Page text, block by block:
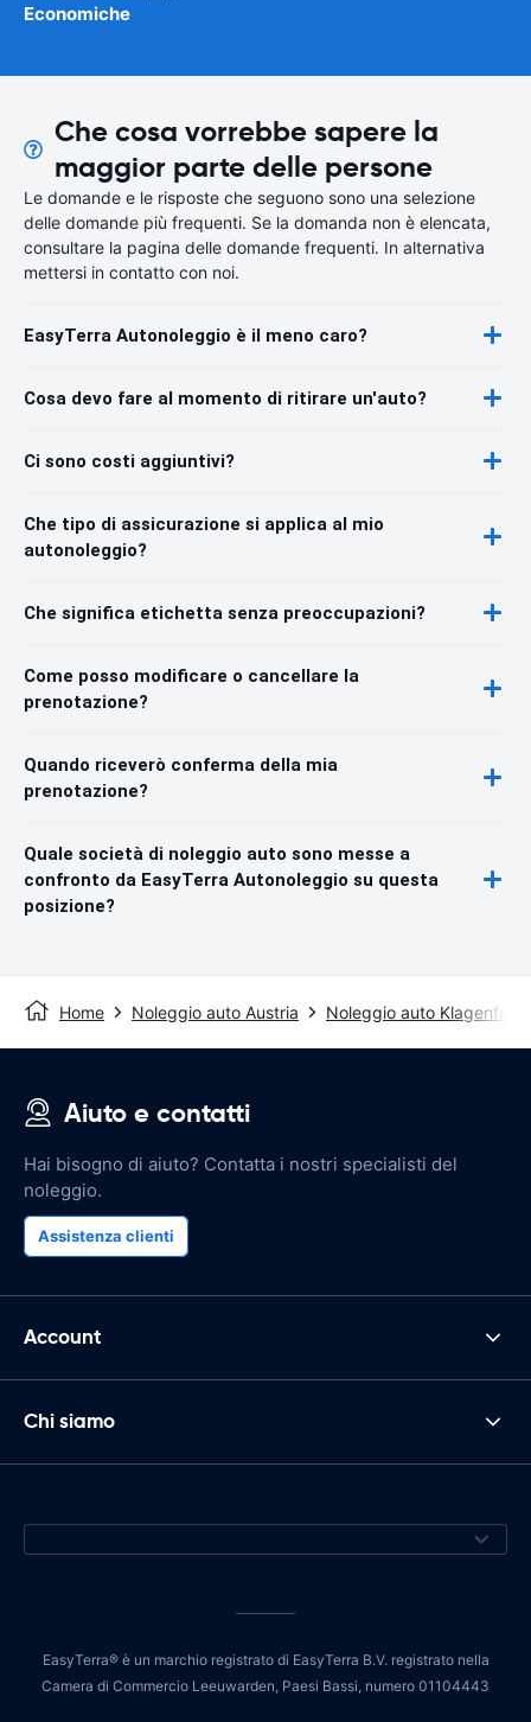
Economiche
Che cosa vorrebbe sapere la
maggior parte delle persone
Le domande e le risposte che seguono sono una selezione
delle domande più frequenti. Se la domanda non è elencata,
consultare la pagina delle domande frequenti. In alternativa
mettersi in contatto con noi.
EasyTerra Autonoleggio è il meno caro?
Cosa devo fare al momento di ritirare un'auto?
Ci sono costi aggiuntivi?
Che tipo di assicurazione si applica al mio
autonoleggio?
Che significa etichetta senza preoccupazioni?
Come posso modificare o cancellare la
prenotazione?
Quando riceverò conferma della mia
prenotazione?
Quale società di noleggio auto sono messe a
confronto da EasyTerra Autonoleggio su questa
posizione?
Home Noleggio auto Austria Noleggio auto Klagenfurt
Aiuto e contatti
Hai bisogno di aiuto? Contatta i nostri specialisti del
noleggio.
Assistenza clienti
Account
Chi siamo
EasyTerra® è un marchio registrato di EasyTerra B.V. registrato nella
Camera di Commercio Leeuwarden, Paesi Bassi, numero 01104443